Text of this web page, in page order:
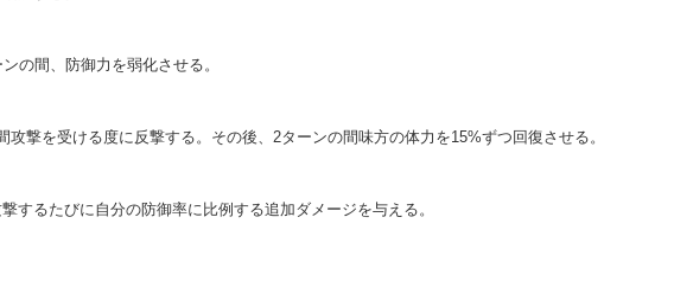
の間、防御力を弱化させる。
撃を受ける度に反撃する。その後、2ターンの間味方の体力を15%ずつ回復させる。
するたびに自分の防御率に比例する追加ダメージを与える。